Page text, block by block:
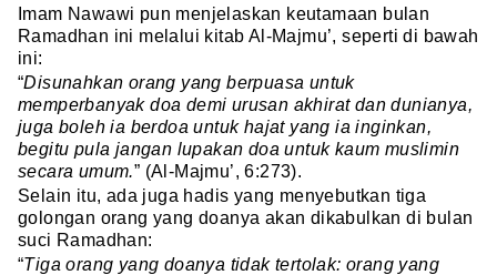
Imam Nawawi pun menjelaskan keutamaan bulan
Ramadhan ini melalui kitab Al-Majmu’, seperti di bawah
ini:
“Disunahkan orang yang berpuasa untuk
memperbanyak doa demi urusan akhirat dan dunianya,
juga boleh ia berdoa untuk hajat yang ia inginkan,
begitu pula jangan lupakan doa untuk kaum muslimin
secara umum.” (Al-Majmu’, 6:273).
Selain itu, ada juga hadis yang menyebutkan tiga
golongan orang yang doanya akan dikabulkan di bulan
suci Ramadhan:
“Tiga orang yang doanya tidak tertolak: orang yang